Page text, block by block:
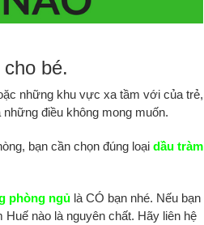
bé.
những khu vực xa tầm với của trẻ,
điều không mong muốn.
bạn cần chọn đúng loại dầu tràm
phòng ngủlà CÓ bạn nhé. Nếu bạn
nào là nguyên chất. Hãy liên hệ